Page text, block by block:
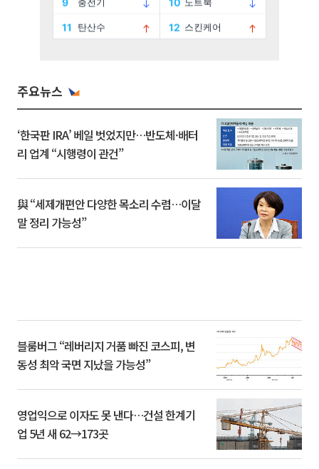
주요뉴스
‘한국판 IRA’ 베일 벗었지만…반도체·배터
리 업계 “시행령이 관건”
與 “세제개편안 다양한 목소리 수렴…이달
말 정리 가능성”
블룸버그 “레버리지 거품 빠진 코스피, 변
동성 최악 국면 지났을 가능성”
영업익으로 이자도 못 낸다…건설 한계기
업 5년 새 62→173곳